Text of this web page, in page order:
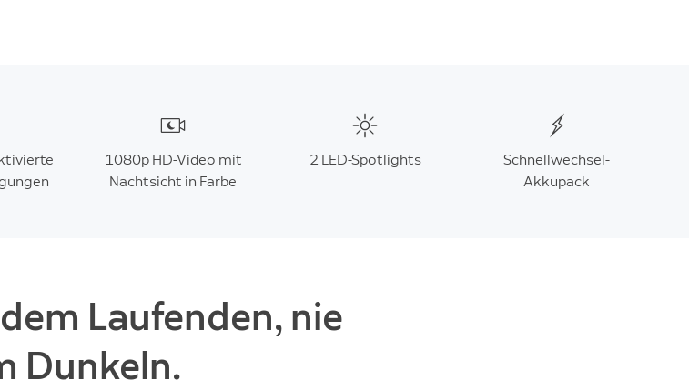
1080p HD-Video mit
Nachtsicht in Farbe
2 LED-Spotlights
Schnellwechsel-
Akkupack
Laufenden, nie
Dunkeln.